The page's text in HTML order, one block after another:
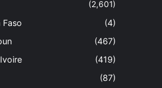
(2,601)
Faso
(4)
(467)
(419)
(87)